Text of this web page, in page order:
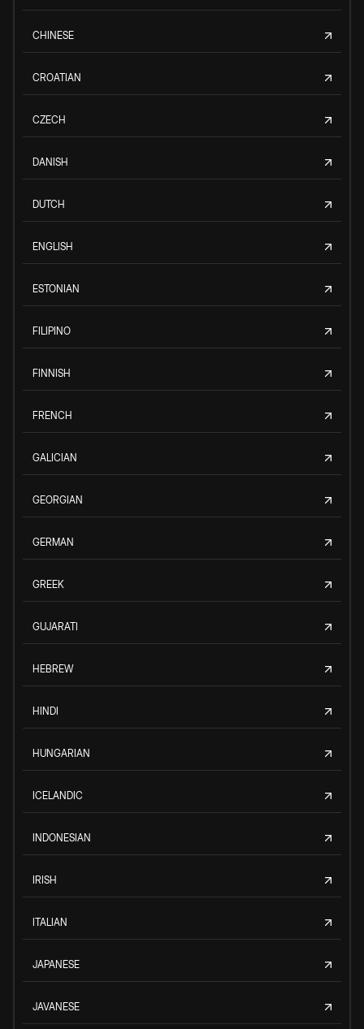
CHINESE
CROATIAN
CZECH
DANISH
DUTCH
ENGLISH
ESTONIAN
FILIPINO
FINNISH
FRENCH
GALICIAN
GEORGIAN
GERMAN
GREEK
GUJARATI
HEBREW
HINDI
HUNGARIAN
ICELANDIC
INDONESIAN
IRISH
ITALIAN
JAPANESE
JAVANESE